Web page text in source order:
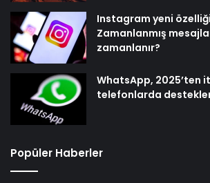
Instagram yeni
Zamanlanmış
zamanlanır?
WhatsApp, 2025’ten
telefonlarda
Popüler Haberler